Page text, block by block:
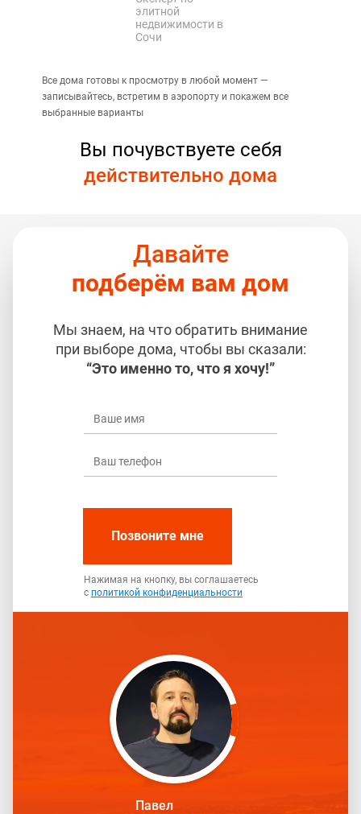
элитной
недвижимости в
Сочи
Все дома готовы к просмотру в любой момент —
записывайтесь, встретим в аэропорту и покажем все
выбранные варианты
Вы почувствуете себя
действительно дома
Давайте
подберём вам дом
Мы знаем, на что обратить внимание
при выборе дома, чтобы вы сказали:
“Это именно то, что я хочу!”
Позвоните мне
Нажимая на кнопку, вы соглашаетесь
с политикой конфиденциальности
Павел